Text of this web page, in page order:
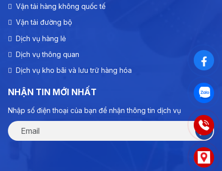
Vận tải hàng không quốc tế
Vận tải đường bộ
Dịch vụ hàng lẻ
Dịch vụ thông quan
Dịch vụ kho bãi và lưu trữ hàng hóa
NHẬN TIN MỚI NHẤT
Nhập số điện thoại của bạn để nhận thông tin dịch vụ